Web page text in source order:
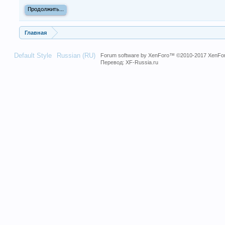
Продолжить...
Главная
Default Style Russian (RU) Forum software by XenForo™©2010-2017
Перевод:XF-Russia.ru